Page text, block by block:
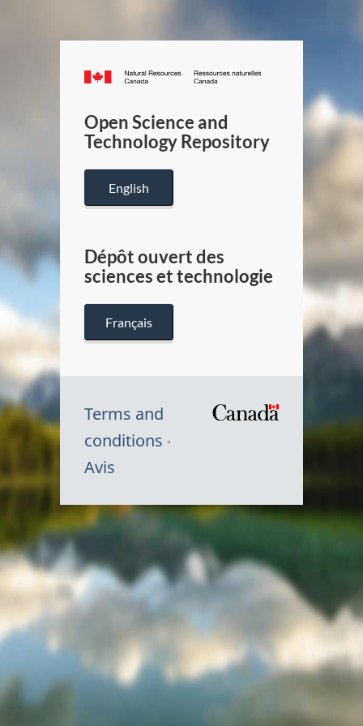
Canada.ca
/
Canada
Open Science and
Technology Repository
English
Dépôt ouvert des
sciences et technologie
Français
Terms and
conditions
Avis
Symbole
du